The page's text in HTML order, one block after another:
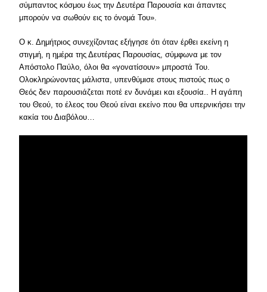
σύμπαντος κόσμου έως την Δευτέρα Παρουσία και άπαντες
μπορούν να σωθούν εις το όνομά Του».
Ο κ. Δημήτριος συνεχίζοντας εξήγησε ότι όταν έρθει εκείνη η
στιγμή, η ημέρα της Δευτέρας Παρουσίας, σύμφωνα με τον
Απόστολο Παύλο, όλοι θα «γονατίσουν» μπροστά Του.
Ολοκληρώνοντας μάλιστα, υπενθύμισε στους πιστούς πως ο
Θεός δεν παρουσιάζεται ποτέ εν δυνάμει και εξουσία.. Η αγάπη
του Θεού, το έλεος του Θεού είναι εκείνο που θα υπερνικήσει την
κακία του Διαβόλου…